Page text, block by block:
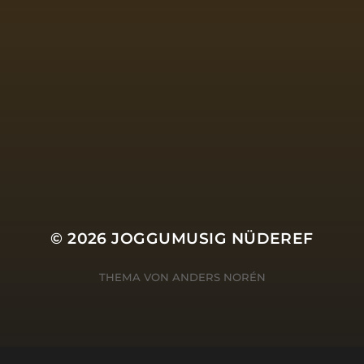
© 2026JOGGUMUSIG NÜDEREF
THEMA VON ANDERS NORÉN